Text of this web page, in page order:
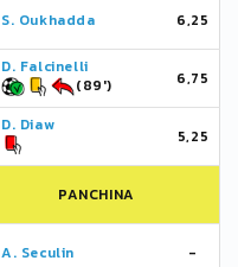
S. Oukhadda 6,25
D. Falcinelli
(89')
6,75
D. Diaw
5,25
PANCHINA
A. Seculin -